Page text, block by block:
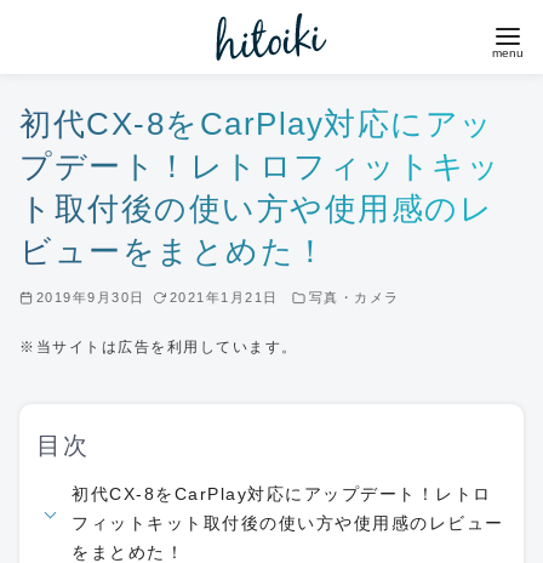
初代CX-8をCarPlay対応にアッ
プデート！レトロフィットキッ
ト取付後の使い方や使用感のレ
ビューをまとめた！
2019年9月30日 2021年1月21日 写真・カメラ
※当サイトは広告を利用しています。
目次
初代CX-8をCarPlay対応にアップデート！レトロ
フィットキット取付後の使い方や使用感のレビュー
をまとめた！